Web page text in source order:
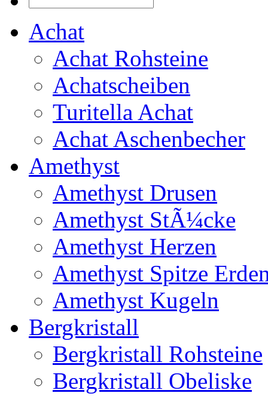
Achat
Achat Rohsteine
Achatscheiben
Turitella Achat
Achat Aschenbecher
Amethyst
Amethyst Drusen
Amethyst StÃ¼cke
Amethyst Herzen
Amethyst Spitze
Amethyst Kugeln
Bergkristall
Bergkristall Rohsteine
Bergkristall Obeliske